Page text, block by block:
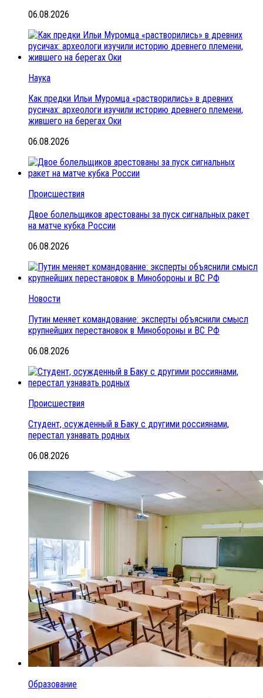
06.08.2026
Наука
Как предки Ильи Муромца «растворились» в древних
русичах: археологи изучили историю древнего племени,
жившего на берегах Оки
06.08.2026
Происшествия
Двое болельщиков арестованы за пуск сигнальных ракет
на матче кубка России
06.08.2026
Новости
Путин меняет командование: эксперты объяснили смысл
крупнейших перестановок в Минобороны и ВС РФ
06.08.2026
Происшествия
Студент, осужденный в Баку с другими россиянами,
перестал узнавать родных
06.08.2026
Образование